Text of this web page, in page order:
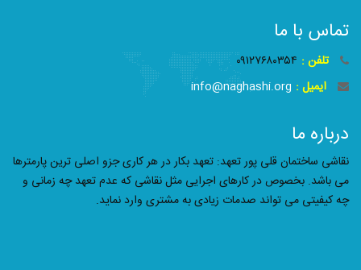
تماس با ما
تلفن : ۰۹۱۲۷۶۸۰۳۵۴
ایمیل : info@naghashi.org
درباره ما
نقاشی ساختمان قلی پور تعهد: تعهد بکار در هر کاری جزو اصلی ترین پارمترها
می باشد. بخصوص در کارهای اجرایی مثل نقاشی که عدم تعهد چه زمانی و
چه کیفیتی می تواند صدمات زیادی به مشتری وارد نماید.